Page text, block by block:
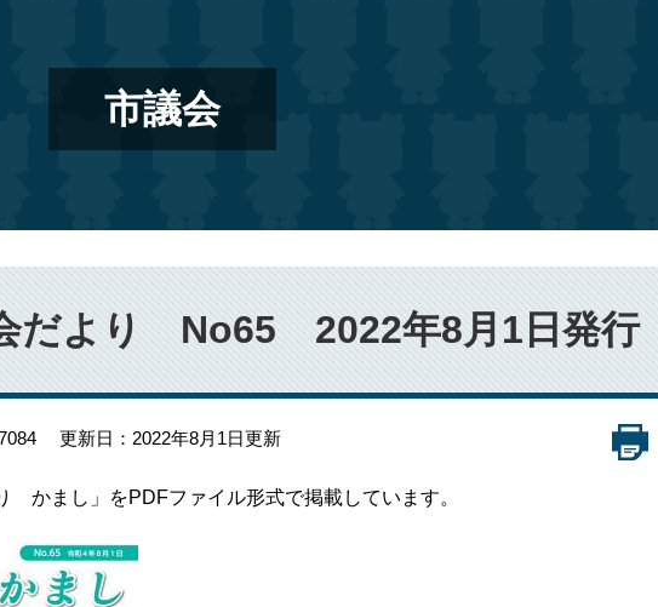
市議会
だより No65 2022年8月1日発行
更新日：2022年8月1日更新
かまし」をPDFファイル形式で掲載しています。